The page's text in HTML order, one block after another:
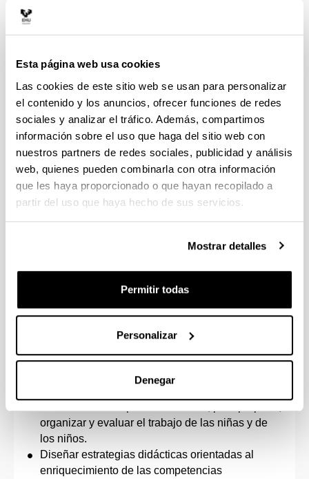
Esta página web usa cookies
Las cookies de este sitio web se usan para personalizar
el contenido y los anuncios, ofrecer funciones de redes
sociales y analizar el tráfico. Además, compartimos
información sobre el uso que haga del sitio web con
nuestros partners de redes sociales, publicidad y análisis
web, quienes pueden combinarla con otra información
que les haya proporcionado o que hayan recopilado a
partir del uso que haya hecho de sus servicios.
Mostrar detalles
Permitir todas
Personalizar
Denegar
plurilingüe, desarrollando actitudes de respeto a
la diversidad lingüística y cultural.
Conocer la organización de las escuelas de
educación infantil y la diversidad de acciones
que comprende su funcionamiento. Asumir que el
ejercicio de la función docente ha de ir
perfeccionándose y adaptándose a los cambios
científicos, pedagógicos y sociales a lo largo de
la vida.
Conocer las implicaciones educativas de las
infancia. Utilizar de forma crítica los diversos
de conocimiento y favorecer las tareas de
comunicación, aprendizaje, investigación y
Conocer los objetivos, contenidos curriculares y
criterios de evaluación de la Educación Infantil,
comprendiendo su singularidad epistemológica y
organizar y evaluar el trabajo de las niñas y de
los niños.
Diseñar estrategias didácticas orientadas al
enriquecimiento de las competencias